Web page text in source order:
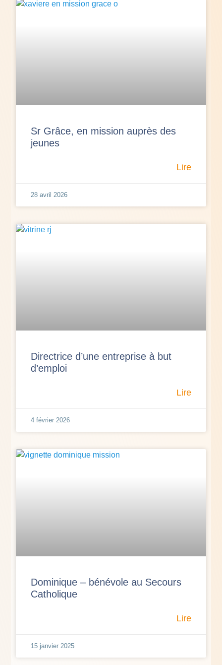
Sr Grâce, en mission auprès des
jeunes
Lire
28 avril 2026
Directrice d’une entreprise à but
d’emploi
Lire
4 février 2026
Dominique – bénévole au Secours
Catholique
Lire
15 janvier 2025